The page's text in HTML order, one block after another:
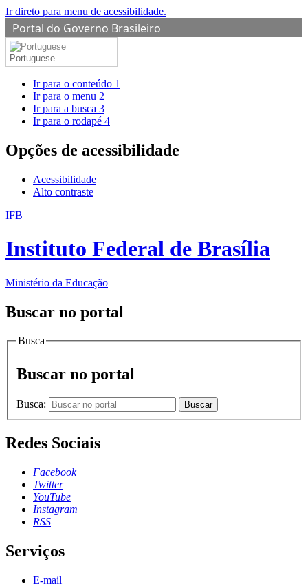
Ir direto para menu de acessibilidade.
Portal do Governo Brasileiro
Portuguese
Ir para o conteúdo 1
Ir para o menu 2
Ir para a busca 3
Ir para o rodapé 4
Opções de acessibilidade
Acessibilidade
Alto contraste
IFB
Instituto Federal de Brasília
Ministério da Educação
Buscar no portal
Busca
Buscar no portal
Busca: Buscar
Redes Sociais
Facebook
Twitter
YouTube
Instagram
RSS
Serviços
E-mail